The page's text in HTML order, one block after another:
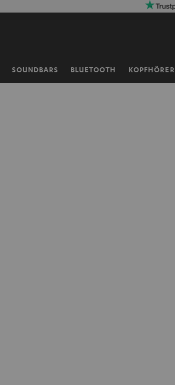
SOUNDBARS BLUETOOTH KOPFHÖRER